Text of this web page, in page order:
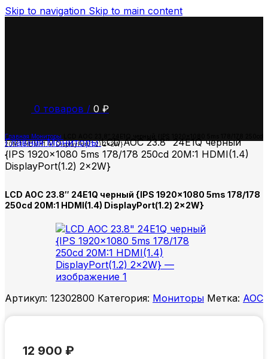
Skip to navigation Skip to main content
0 товаров / 0 ₽
Главная Мониторы
20M:1 HDMI(1.4) DisplayPort(1.2) 2x2W}
ГлавнаяМониторыLCD AOC 23.8″ 24E1Q черный
{IPS 1920×1080 5ms 178/178 250cd 20M:1 HDMI(1.4)
DisplayPort(1.2) 2x2W}
LCD AOC 23.8″ 24E1Q черный {IPS 1920×1080 5ms 178/178
250cd 20M:1 HDMI(1.4) DisplayPort(1.2) 2x2W}
Артикул: 12302800 Категория: Мониторы Метка: AOC
12 900 ₽